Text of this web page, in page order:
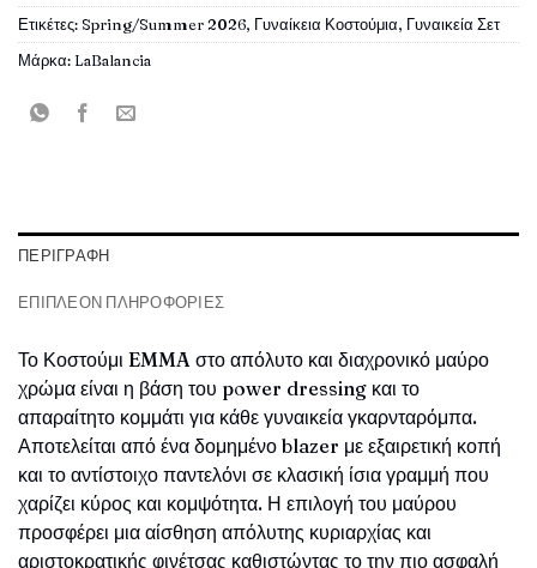
Ετικέτες:Spring/Summer 2026, Γυναίκεια Κοστούμια, Γυναικεία Σετ
Μάρκα: LaBalancia
ΠΕΡΙΓΡΑΦΉ
ΕΠΙΠΛΈΟΝ ΠΛΗΡΟΦΟΡΊΕΣ
Το Κοστούμι EMMA στο απόλυτο και διαχρονικό μαύρο
χρώμα είναι η βάση του power dressing και το
απαραίτητο κομμάτι για κάθε γυναικεία γκαρνταρόμπα.
Αποτελείται από ένα δομημένο blazer με εξαιρετική κοπή
και το αντίστοιχο παντελόνι σε κλασική ίσια γραμμή που
χαρίζει κύρος και κομψότητα. Η επιλογή του μαύρου
προσφέρει μια αίσθηση απόλυτης κυριαρχίας και
αριστοκρατικής φινέτσας καθιστώντας το την πιο ασφαλή